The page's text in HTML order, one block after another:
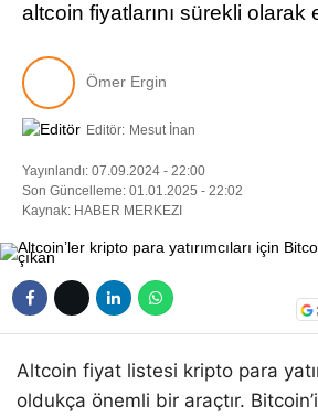
altcoin fiyatlarını sürekli olarak
Ömer Ergin
Editör: Mesut İnan
Yayınlandı: 07.09.2024 - 22:00
Son Güncelleme: 01.01.2025 - 22:02
Kaynak: HABER MERKEZI
Altcoin fiyat listesi kripto para
oldukça önemli bir araçtır.